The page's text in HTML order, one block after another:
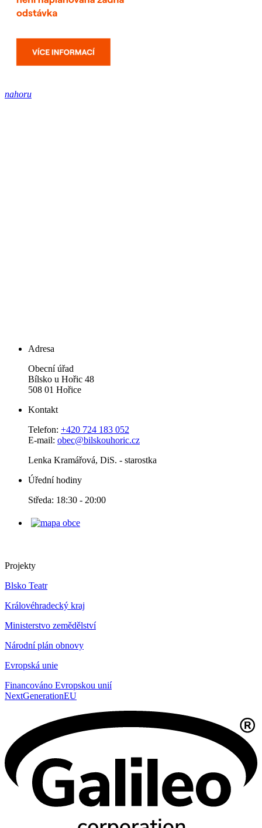
nahoru
Adresa
Obecní úřad
Bílsko u Hořic 48
508 01 Hořice
Kontakt
Telefon: +420 724 183 052
E-mail: obec@bilskouhoric.cz
Lenka Kramářová, DiS. - starostka
Úřední hodiny
Středa: 18:30 - 20:00
Projekty
Blsko Teatr
Královéhradecký kraj
Ministerstvo zemědělství
Národní plán obnovy
Evropská unie
Financováno Evropskou unií
NextGenerationEU